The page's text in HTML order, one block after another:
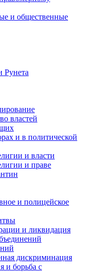
и общественные
Рунета
властей
и в политической
и власти
и праве
и полицейское
и ликвидация
дискриминация
и борьба с